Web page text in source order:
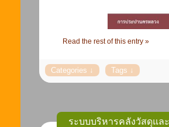
Read the rest of this entry »
ระบบบริหารคลังวัสดุแล